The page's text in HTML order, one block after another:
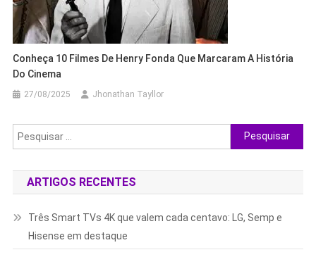
Conheça 10 Filmes De Henry Fonda Que Marcaram A História
Do Cinema
27/08/2025 Jhonathan Tayllor
Pesquisar
por:
ARTIGOS RECENTES
Três Smart TVs 4K que valem cada centavo: LG, Semp e
Hisense em destaque